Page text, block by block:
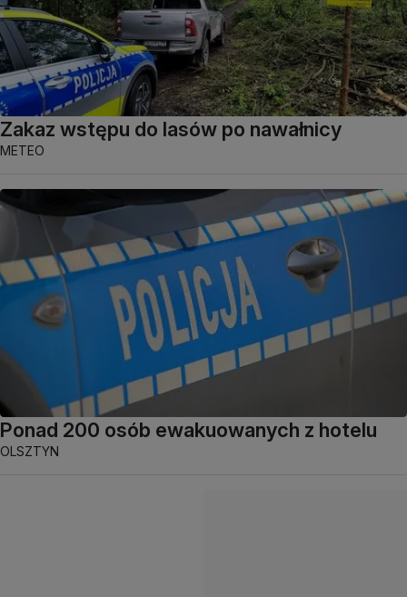
Zakaz wstępu do lasów po nawałnicy
METEO
Ponad 200 osób ewakuowanych z hotelu
OLSZTYN